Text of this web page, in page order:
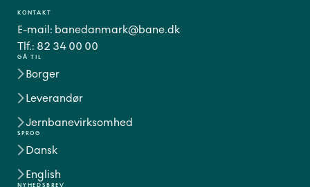
GÅ TIL
Borger
Leverandør
Jernbanevirksomhed
SPROG
Dansk
English
KONTAKT
E-mail: banedanmark@bane.dk
Tlf.: 82 34 00 00
NYHEDSBREV